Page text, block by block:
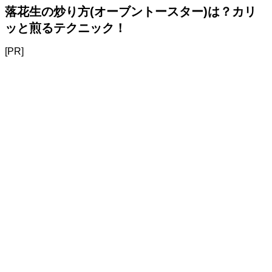
落花生の炒り方(オーブントースター)は？カリ
ッと煎るテクニック！
[PR]